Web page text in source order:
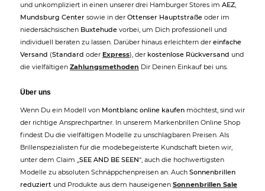
und unkompliziert in einen unserer drei Hamburger Stores im AEZ,
Mundsburg Center sowie in der Ottenser Hauptstraße oder im
niedersächsischen Buxtehude vorbei, um Dich professionell und
individuell beraten zu lassen. Darüber hinaus erleichtern der einfache
Versand (Standard oder Express), der kostenlose Rückversand und
die vielfältigen Zahlungsmethoden Dir Deinen Einkauf bei uns.
Über uns
Wenn Du ein Modell von Montblanc online kaufen möchtest, sind wir
der richtige Ansprechpartner. In unserem Markenbrillen Online Shop
findest Du die vielfältigen Modelle zu unschlagbaren Preisen. Als
Brillenspezialisten für die modebegeisterte Kundschaft bieten wir,
unter dem Claim „SEE AND BE SEEN“, auch die hochwertigsten
Modelle zu absoluten Schnäppchenpreisen an. Auch Sonnenbrillen
reduziert und Produkte aus dem hauseigenen Sonnenbrillen Sale